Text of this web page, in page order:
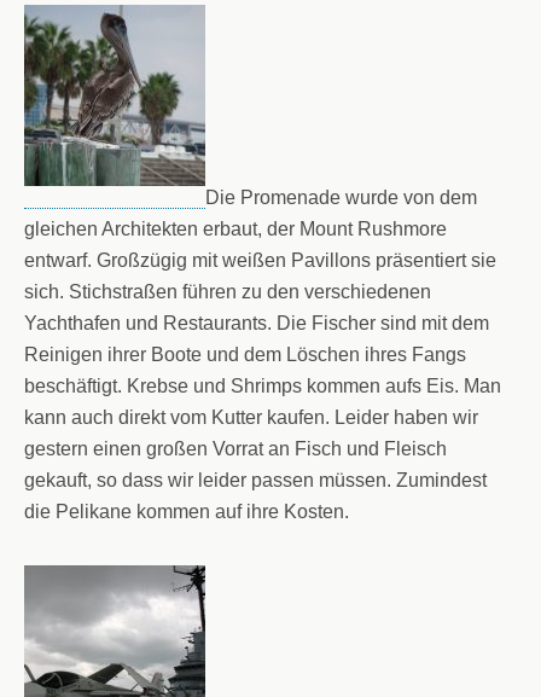
Die Promenade wurde von dem
gleichen Architekten erbaut, der Mount Rushmore
entwarf. Großzügig mit weißen Pavillons präsentiert sie
sich. Stichstraßen führen zu den verschiedenen
Yachthafen und Restaurants. Die Fischer sind mit dem
Reinigen ihrer Boote und dem Löschen ihres Fangs
beschäftigt. Krebse und Shrimps kommen aufs Eis. Man
kann auch direkt vom Kutter kaufen. Leider haben wir
gestern einen großen Vorrat an Fisch und Fleisch
gekauft, so dass wir leider passen müssen. Zumindest
die Pelikane kommen auf ihre Kosten.